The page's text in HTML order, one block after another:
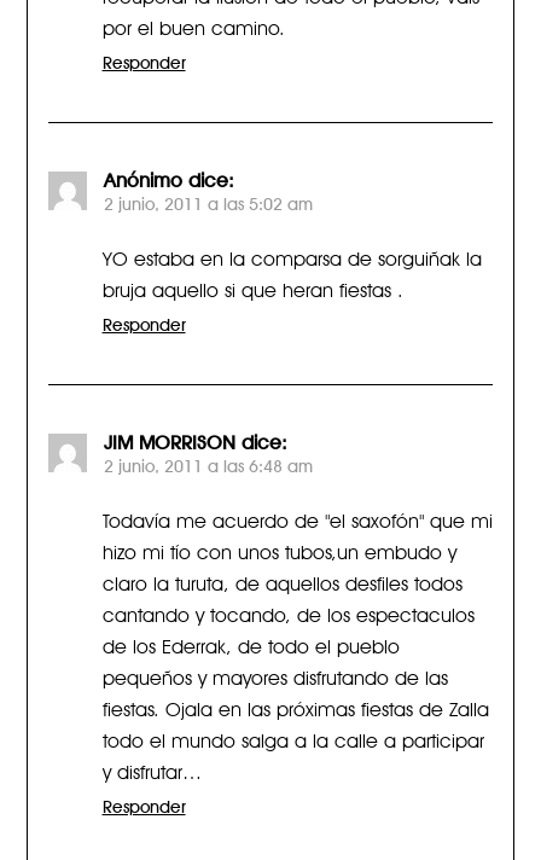
por el buen camino.
Responder
Anónimo dice:
2 junio, 2011 a las 5:02 am
YO estaba en la comparsa de sorguiñak la
bruja aquello si que heran fiestas .
Responder
JIM MORRISON dice:
2 junio, 2011 a las 6:48 am
Todavía me acuerdo de "el saxofón" que mi
hizo mi tío con unos tubos,un embudo y
claro la turuta, de aquellos desfiles todos
cantando y tocando, de los espectaculos
de los Ederrak, de todo el pueblo
pequeños y mayores disfrutando de las
fiestas. Ojala en las próximas fiestas de Zalla
todo el mundo salga a la calle a participar
y disfrutar…
Responder